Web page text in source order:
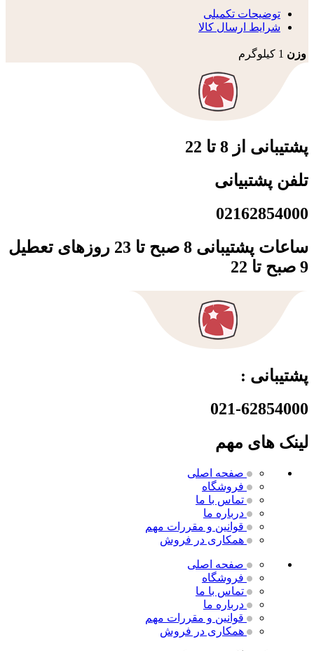
توضیحات تکمیلی
شرایط ارسال کالا
وزن 1 کیلوگرم
پشتیبانی از 8 تا 22
تلفن پشتبیانی
02162854000
ساعات پشتیبانی 8 صبح تا 23 روزهای تعطیل
9 صبح تا 22
پشتیبانی :
021-62854000
لینک های مهم
صفحه اصلی
فروشگاه
تماس با ما
درباره ما
قوانین و مقررات مهم
همکاری در فروش
صفحه اصلی
فروشگاه
تماس با ما
درباره ما
قوانین و مقررات مهم
همکاری در فروش